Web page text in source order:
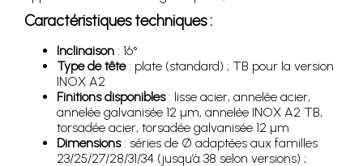
Caractéristiques techniques :
Inclinaison : 16°
Type de tête: plate (standard) ; TB pour la version
INOX A2
Finitions disponibles: lisse acier, annelée acier,
annelée galvanisée 12 µm, annelée INOX A2 TB,
torsadée acier, torsadée galvanisée 12 µm
Dimensions: séries de Ø adaptées aux familles
23/25/27/28/31/34 (jusqu’à 38 selon versions) ;